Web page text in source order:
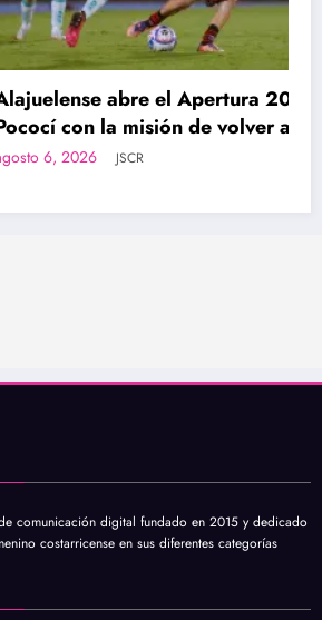
el Apertura 2026 ante
misión de volver al
comunicación digital fundado en 2015 y dedicado
costarricense en sus diferentes categorías